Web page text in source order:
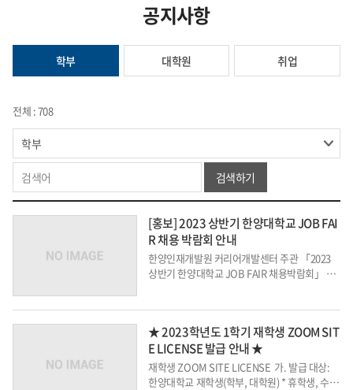
공지사항
학부 대학원 취업
전체 : 708
검색하기
[홍보] 2023 상반기 한양대학교 JOB FAI
R 채용 박람회 안내
한양인재개발원 커리어개발센터 주관 「2023
상반기 한양대학교 JOB FAIR 채용박람회」 안
★ 2023학년도 1학기 재학생 ZOOM SIT
E LICENSE 발급 안내 ★
재학생 ZOOM SITE LICENSE 가. 발급 대상:
한양대학교 재학생(학부, 대학원) * 휴학생, 수료